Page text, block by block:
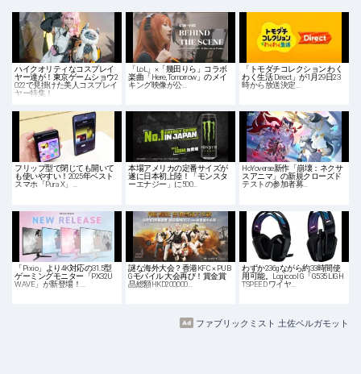
ハイクオリティなコスプレイ
ヤー達が！東京ゲームショウ2
022で見掛けた美人コスプレイ
ヤー特集！
「LoL」×「幾田りら」コラボ
楽曲「Here, Tomorrow」のメイ
キング映像が公…
「トモダチコレクション わく
わく生活 Direct」が1月29日23
時から放送決定…
フリップ型で閉じても開いて
も使いやすい！2025年ベスト
スマホ「Pura X」…
本場アメリカの定番サイズが
遂に日本初上陸！「モンスタ
ーエナジー」に500…
HoYoverse新作「崩壊：ネクサ
スアニマ」の新規クローズド
テストの参加者募…
「Pixio」より4K対応の31.5型
ゲーミングモニター「PX32U
WAVE」が新登場！…
謎な海外大会？香港KFC × PUB
Gモバイル 大会再び！賞金賞
品総額HKD200,000…
わずか236gながら約33時間使
用可能。Logicool G「G535 LIGH
TSPEED ワイヤ…
ファブリックミスト 土佐ベルガモット